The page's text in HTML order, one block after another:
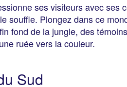
ses visiteurs avec
souffle. Plongez dans ce
fond de la jungle, des
ruée vers la couleur.
Sud